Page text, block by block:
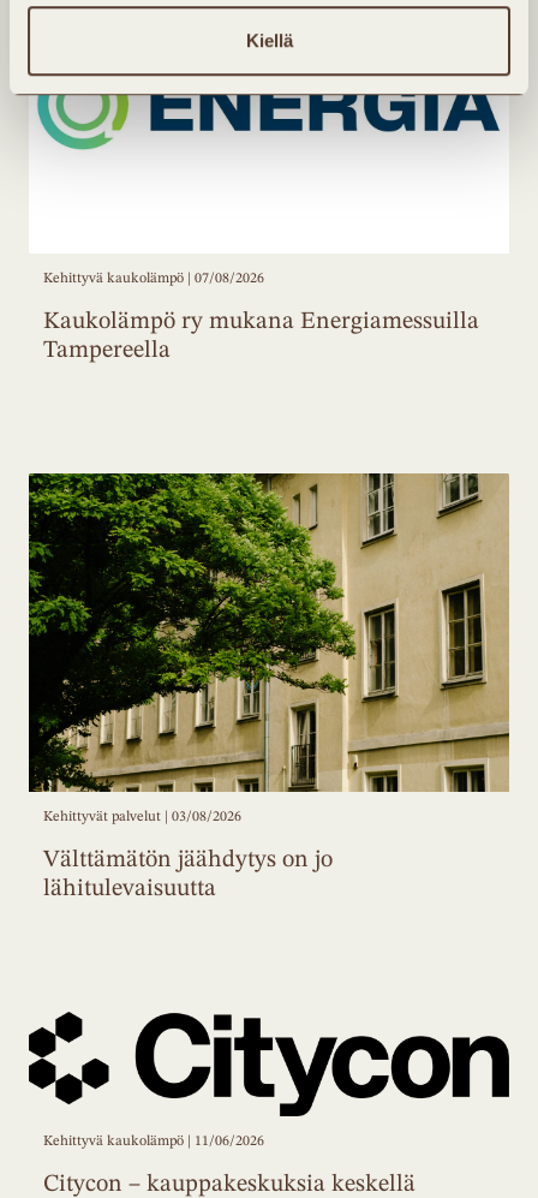
Kiellä
Kehittyvä kaukolämpö | 07/08/2026
Kaukolämpö ry mukana Energiamessuilla
Tampereella
Kehittyvät palvelut | 03/08/2026
Välttämätön jäähdytys on jo
lähitulevaisuutta
Kehittyvä kaukolämpö | 11/06/2026
Citycon – kauppakeskuksia keskellä